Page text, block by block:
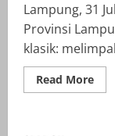
Lampung, 31
Provinsi
klasik:
Read MoreRead
more